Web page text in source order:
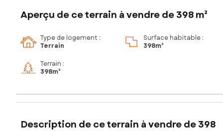
Aperçu de ce terrain à vendre de 398 m²
Type de logement :
Terrain
Surface habitable :
398m²
Terrain :
398m²
Description de ce terrain à vendre de 398